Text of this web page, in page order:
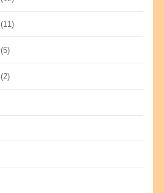
(11)
(5)
(2)